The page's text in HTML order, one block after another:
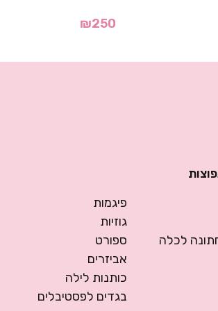
₪250
לכלה
פיגמות
גוזיות
ספורט
אביזרים
כותנות לילה
בגדים לפסטיבלים